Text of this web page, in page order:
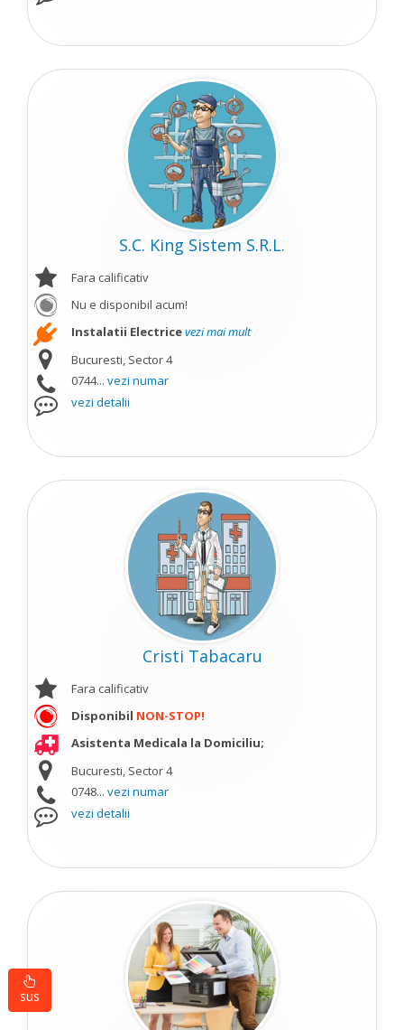
S.C. King Sistem S.R.L.
Fara calificativ
Nu e disponibil acum!
Instalatii Electricevezi mai mult
Bucuresti, Sector 4
0744... vezi numar
vezi detalii
Cristi Tabacaru
Fara calificativ
Disponibil NON-STOP!
Asistenta Medicala la Domiciliu;
Bucuresti, Sector 4
0748... vezi numar
vezi detalii
sus